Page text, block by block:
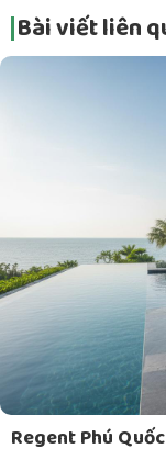
Bài viết liên
Regent Phú